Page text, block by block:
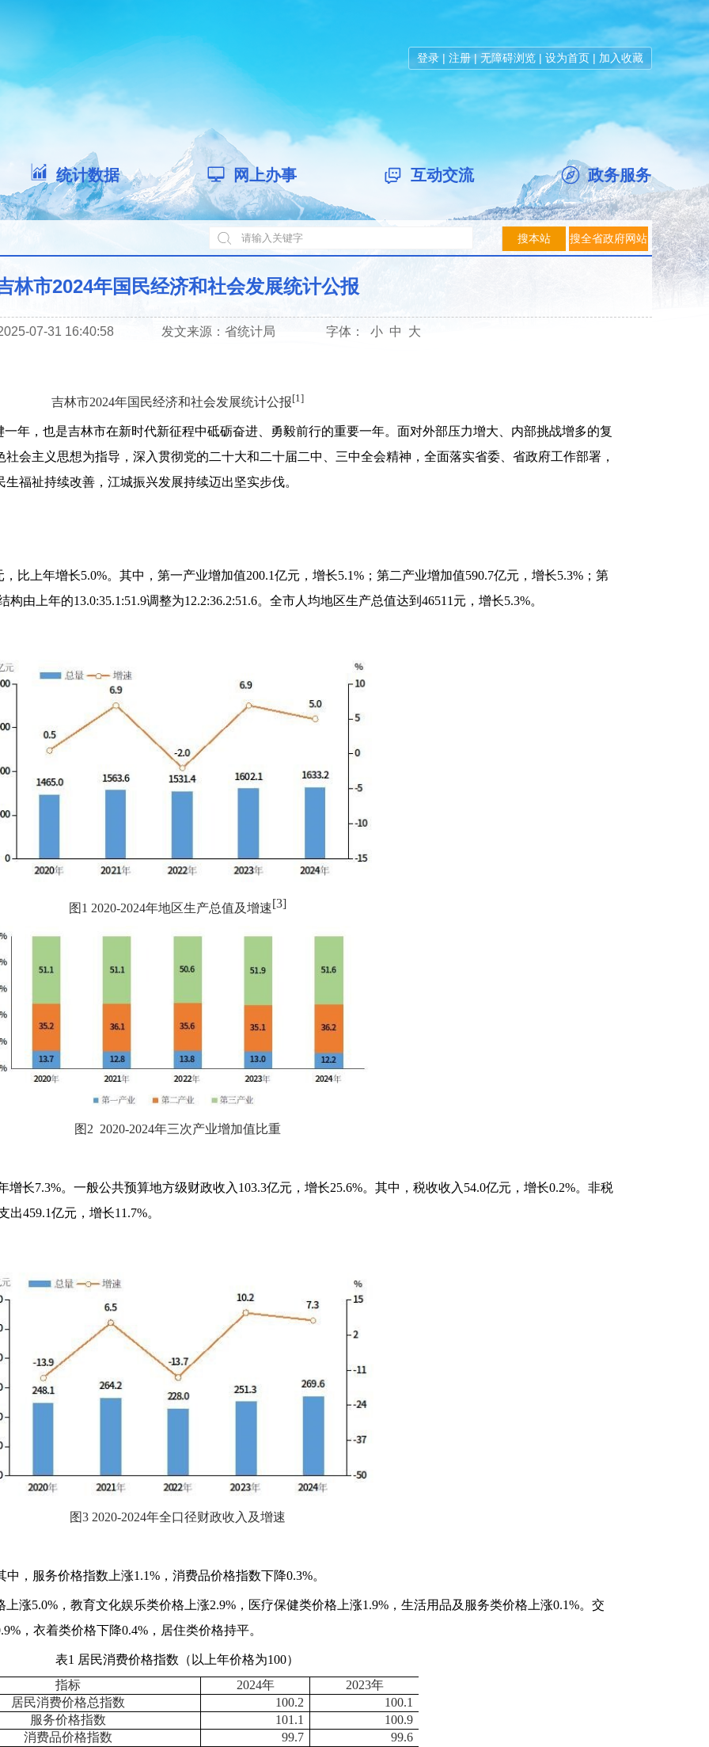
登录 | 注册|无障碍浏览 | 设为首页 | 加入收藏
统计数据 网上办事 互动交流 政务服务
林市2024年国民经济和社会发展统计公报
07-31 16:40:58 发文来源： 省统计局 字体： 小 中 大
吉林市2024年国民经济和社会发展统计公报[1]
年，也是吉林市在新时代新征程中砥砺奋进、勇毅前行的重要一年。面对外部压力增大、内部挑战增多的复
会主义思想为指导，深入贯彻党的二十大和二十届二中、三中全会精神，全面落实省委、省政府工作部署，
福祉持续改善，江城振兴发展持续迈出坚实步伐。
，比上年增长5.0%。其中，第一产业增加值200.1亿元，增长5.1%；第二产业增加值590.7亿元，增长5.3%；第
由上年的13.0:35.1:51.9调整为12.2:36.2:51.6。全市人均地区生产总值达到46511元，增长5.3%。
图1 2020-2024年地区生产总值及增速[3]
图2 2020-2024年三次产业增加值比重
长7.3%。一般公共预算地方级财政收入103.3亿元，增长25.6%。其中，税收收入54.0亿元，增长0.2%。非税
459.1亿元，增长11.7%。
图3 2020-2024年全口径财政收入及增速
，服务价格指数上涨1.1%，消费品价格指数下降0.3%。
涨5.0%，教育文化娱乐类价格上涨2.9%，医疗保健类价格上涨1.9%，生活用品及服务类价格上涨0.1%。交
，衣着类价格下降0.4%，居住类价格持平。
表1 居民消费价格指数（以上年价格为100）
指标
2024年 2023年
居民消费价格总指数
100.2
100.1
服务价格指数
101.1
100.9
消费品价格指数
99.7
99.6